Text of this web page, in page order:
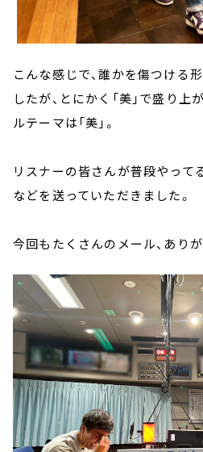
こんな感じで、誰かを傷つける
したが、とにかく「美」で盛り上
ルテーマは「美」。
リスナーの皆さんが普段やって
などを送っていただきました。
今回もたくさんのメール、あり